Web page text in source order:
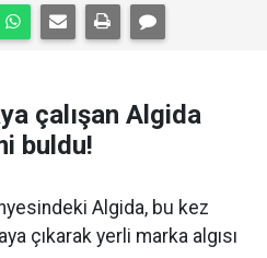
çalışan Algida
buldu!
Algida, bu kez
çıkarak yerli marka algısı